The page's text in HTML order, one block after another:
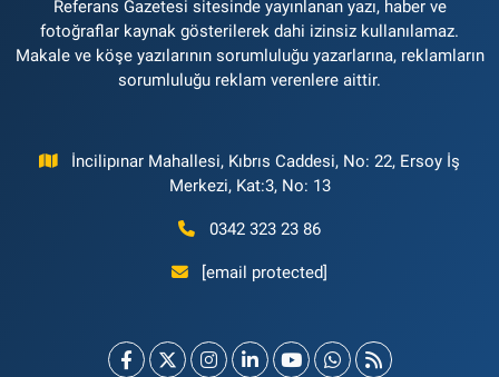
Referans Gazetesi sitesinde yayınlanan yazı, haber ve
fotoğraflar kaynak gösterilerek dahi izinsiz kullanılamaz.
Makale ve köşe yazılarının sorumluluğu yazarlarına, reklamların
sorumluluğu reklam verenlere aittir.
İncilipınar Mahallesi, Kıbrıs Caddesi, No: 22, Ersoy İş
Merkezi, Kat:3, No: 13
0342 323 23 86
[email protected]